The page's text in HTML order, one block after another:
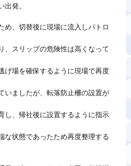
発。
め、切替後に現場に流入しパトロ
、スリップの危険性は高くなって
げ場を確保するように現場で再度
いましたが、転落防止柵の設置が
し、帰社後に設置するように指示
な状態であったため再度整理する